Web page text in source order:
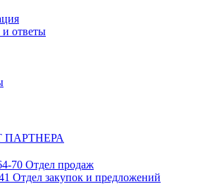
ответы
ПАРТНЕРА
70 Отдел продаж
Отдел закупок и предложений